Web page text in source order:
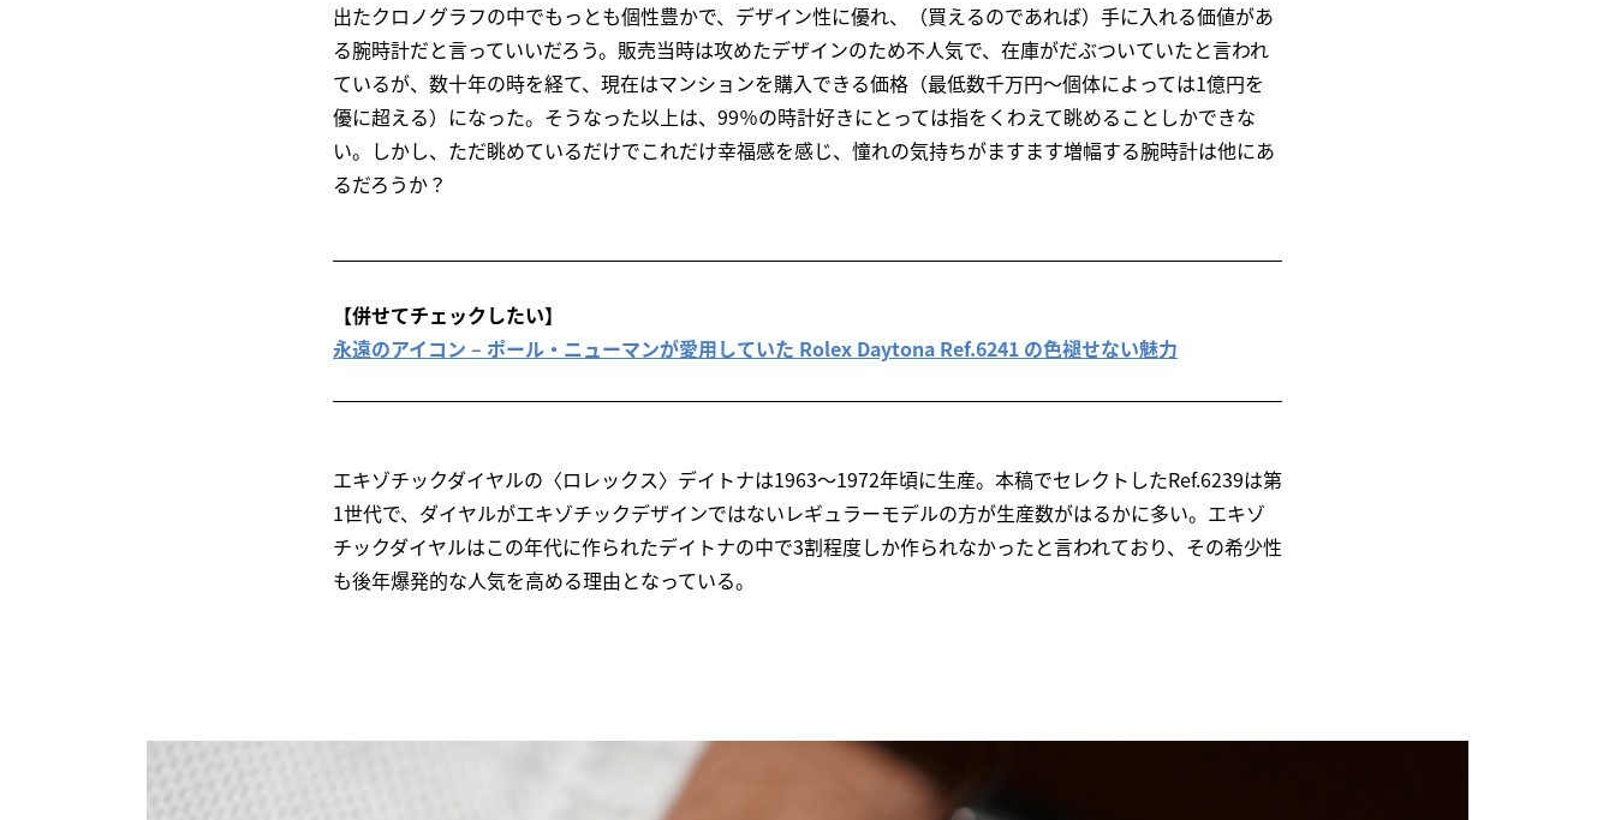
出たクロノグラフの中でもっとも個性豊かで、デザイン性に優れ、（買えるのであれば）手に入れる価値があ
る腕時計だと言っていいだろう。販売当時は攻めたデザインのため不人気で、在庫がだぶついていたと言われ
ているが、数十年の時を経て、現在はマンションを購入できる価格（最低数千万円～個体によっては1億円を
優に超える）になった。そうなった以上は、99％の時計好きにとっては指をくわえて眺めることしかできな
い。しかし、ただ眺めているだけでこれだけ幸福感を感じ、憧れの気持ちがますます増幅する腕時計は他にあ
るだろうか？
【併せてチェックしたい】
永遠のアイコン – ポール・ニューマンが愛用していた Rolex Daytona Ref.6241 の色褪せない魅力
エキゾチックダイヤルの〈ロレックス〉デイトナは1963～1972年頃に生産。本稿でセレクトしたRef.6239は第
1世代で、ダイヤルがエキゾチックデザインではないレギュラーモデルの方が生産数がはるかに多い。エキゾ
チックダイヤルはこの年代に作られたデイトナの中で3割程度しか作られなかったと言われており、その希少性
も後年爆発的な人気を高める理由となっている。